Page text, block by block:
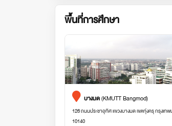
พื้นที่การศึกษา
บางมด(KMUTT Bangmod)
126 ถนนประชาอุทิศ แขวงบางมด เขตทุ่งครุ กรุงเท
10140